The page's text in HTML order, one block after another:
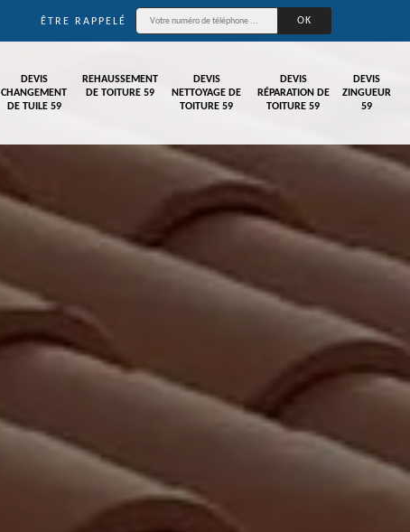
ÊTRE RAPPELÉ
DEVIS
CHANGEMENT
DE TUILE 59
REHAUSSEMENT
DE TOITURE 59
DEVIS
NETTOYAGE DE
TOITURE 59
DEVIS
RÉPARATION DE
TOITURE 59
DEVIS
ZINGUEUR
59